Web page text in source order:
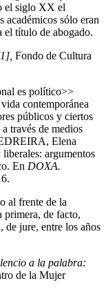
el siglo XX el
académicos sólo eran
título de abogado.
Fondo de Cultura
es político>>
contemporánea
públicos y ciertos
través de medios
Elena
argumentos
En DOXA.
al frente de la
primera, de facto,
de jure, entre los años
a la palabra:
de la Mujer